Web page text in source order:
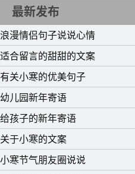
26、 这一页即将
再迷茫，让脸上
27、 自己选择的
28、 收获的情谊
铭记，路还是要
29、 工作上的事
2022年的成就收
最新发布
浪漫情侣句子说说心情
适合留言的甜甜的文案
有关小寒的优美句子
幼儿园新年寄语
给孩子的新年寄语
关于小寒的文案
小寒节气朋友圈说说